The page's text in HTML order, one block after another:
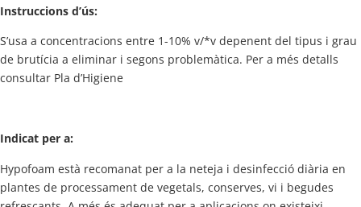
Instruccions d’ús:
S’usa a concentracions entre 1-10% v/*v depenent del tipus i grau
de brutícia a eliminar i segons problemàtica. Per a més detalls
consultar Pla d’Higiene
Indicat per a:
Hypofoam està recomanat per a la neteja i desinfecció diària en
plantes de processament de vegetals, conserves, vi i begudes